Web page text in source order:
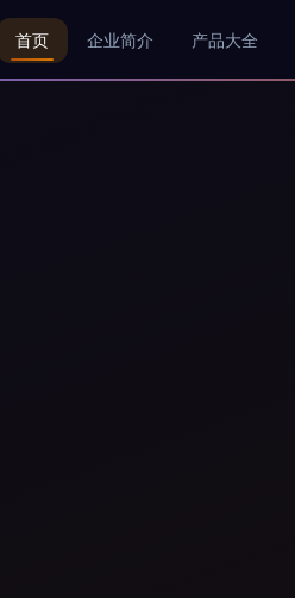
首页 企业简介 产品大全